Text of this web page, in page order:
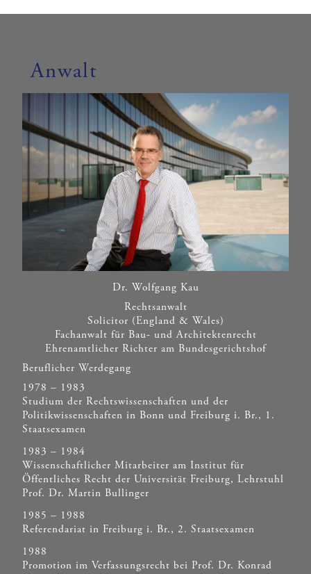
Anwalt
Dr. Wolfgang Kau
Rechtsanwalt
Solicitor (England & Wales)
Fachanwalt für Bau- und Architektenrecht
Ehrenamtlicher Richter am Bundesgerichtshof
Beruflicher Werdegang
1978 – 1983
Studium der Rechtswissenschaften und der
Politikwissenschaften in Bonn und Freiburg i. Br., 1.
Staatsexamen
1983 – 1984
Wissenschaftlicher Mitarbeiter am Institut für
Öffentliches Recht der Universität Freiburg, Lehrstuhl
Prof. Dr. Martin Bullinger
1985 – 1988
Referendariat in Freiburg i. Br., 2. Staatsexamen
1988
Promotion im Verfassungsrecht bei Prof. Dr. Konrad